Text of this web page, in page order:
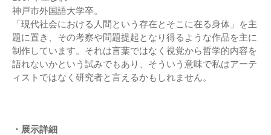
神戸市外国語大学卒。
「現代社会における人間という存在とそこに在る身体」を主
題に置き、その考察や問題提起となり得るような作品を主に
制作しています。それは言葉ではなく視覚から哲学的内容を
語れないかという試みでもあり、そういう意味で私はアーテ
ィストではなく研究者と言えるかもしれません。
・展示詳細